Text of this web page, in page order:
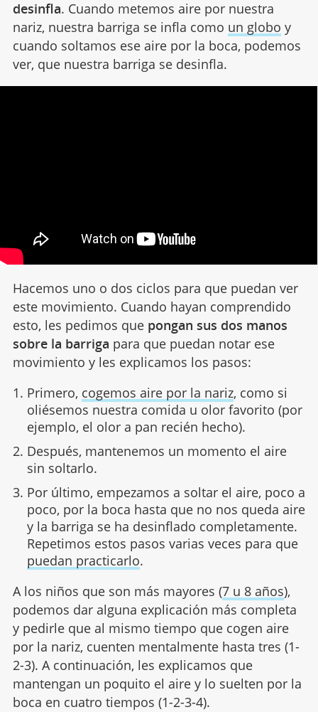
desinfla. Cuando metemos aire por nuestra
nariz, nuestra barriga se infla como un globo y
cuando soltamos ese aire por la boca, podemos
ver, que nuestra barriga se desinfla.
Hacemos uno o dos ciclos para que puedan ver
este movimiento. Cuando hayan comprendido
esto, les pedimos que pongan sus dos manos
sobre la barriga para que puedan notar ese
movimiento y les explicamos los pasos:
Primero, cogemos aire por la nariz, como si
oliésemos nuestra comida u olor favorito (por
ejemplo, el olor a pan recién hecho).
Después, mantenemos un momento el aire
sin soltarlo.
Por último, empezamos a soltar el aire, poco a
poco, por la boca hasta que no nos queda aire
y la barriga se ha desinflado completamente.
Repetimos estos pasos varias veces para que
puedan practicarlo.
A los niños que son más mayores (7 u 8 años),
podemos dar alguna explicación más completa
y pedirle que al mismo tiempo que cogen aire
por la nariz, cuenten mentalmente hasta tres (1-
2-3). A continuación, les explicamos que
mantengan un poquito el aire y lo suelten por la
boca en cuatro tiempos (1-2-3-4).